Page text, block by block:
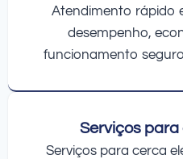
Atendimento rápido
desempenho,
funcionamento
Serviços
Serviços para cerca